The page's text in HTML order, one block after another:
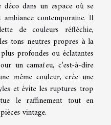
dans un espace où se
contemporaine. Il
de couleurs réfléchie,
tons neutres propres à la
profondes ou éclatantes
un camaïeu, c’est-à-dire
même couleur, crée une
et évite les ruptures trop
le raffinement tout en
vintage.